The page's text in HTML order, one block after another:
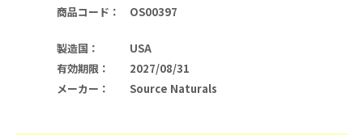
商品コード ： OS00397
製造国 ：
USA
有効期限 ：
2027/08/31
メーカー ： Source Naturals